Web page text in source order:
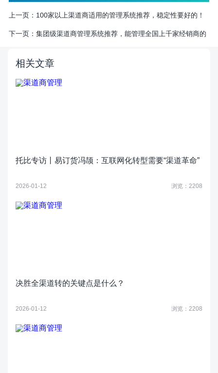
上一页： 100家以上渠道商适用的管理系统推荐，稳定性要好的！
下一页： 集团级渠道商管理系统推荐，能管理全国上千家经销商的
相关文章
托比专访丨易订货冯颉：互联网化转型需要“渠道革命”
2026-01-12 浏览：2208
决胜全渠道转的关键点是什么？
2026-01-12 浏览：2208